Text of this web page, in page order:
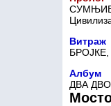
Витраж
Албум
ДВА